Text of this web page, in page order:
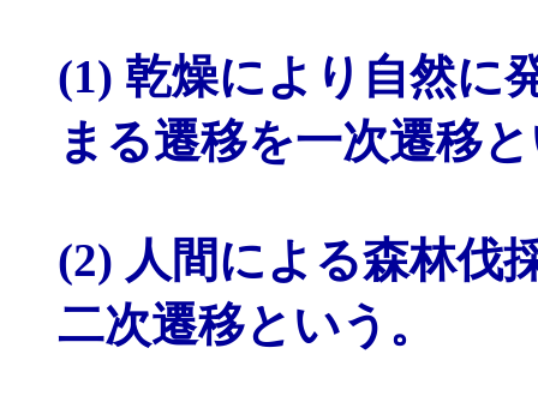
(1) 乾燥により自然に
まる遷移を一次遷移
(2) 人間による森林伐
二次遷移という。